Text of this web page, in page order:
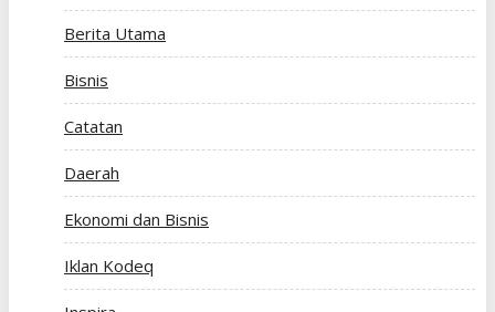
Berita Utama
Bisnis
Catatan
Daerah
Ekonomi dan Bisnis
Iklan Kodeq